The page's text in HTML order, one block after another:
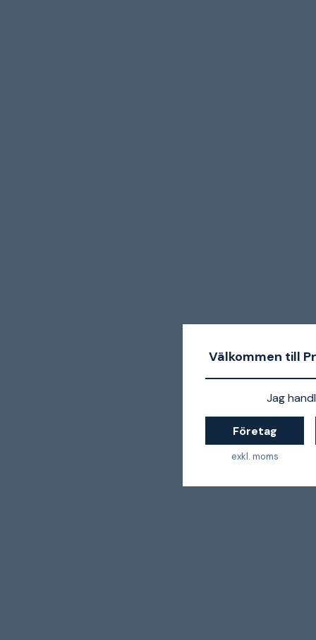
Välkommen till
Jag
Företag
exkl. moms